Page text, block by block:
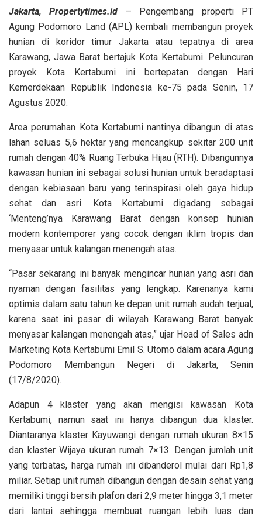
Jakarta, Propertytimes.id – Pengembang properti PT
Agung Podomoro Land (APL) kembali membangun proyek
hunian di koridor timur Jakarta atau tepatnya di area
Karawang, Jawa Barat bertajuk Kota Kertabumi. Peluncuran
proyek Kota Kertabumi ini bertepatan dengan Hari
Kemerdekaan Republik Indonesia ke-75 pada Senin, 17
Agustus 2020.
Area perumahan Kota Kertabumi nantinya dibangun di atas
lahan seluas 5,6 hektar yang mencangkup sekitar 200 unit
rumah dengan 40% Ruang Terbuka Hijau (RTH). Dibangunnya
kawasan hunian ini sebagai solusi hunian untuk beradaptasi
dengan kebiasaan baru yang terinspirasi oleh gaya hidup
sehat dan asri. Kota Kertabumi digadang sebagai
‘Menteng’nya Karawang Barat dengan konsep hunian
modern kontemporer yang cocok dengan iklim tropis dan
menyasar untuk kalangan menengah atas.
“Pasar sekarang ini banyak mengincar hunian yang asri dan
nyaman dengan fasilitas yang lengkap. Karenanya kami
optimis dalam satu tahun ke depan unit rumah sudah terjual,
karena saat ini pasar di wilayah Karawang Barat banyak
menyasar kalangan menengah atas,” ujar Head of Sales adn
Marketing Kota Kertabumi Emil S. Utomo dalam acara Agung
Podomoro Membangun Negeri di Jakarta, Senin
(17/8/2020).
Adapun 4 klaster yang akan mengisi kawasan Kota
Kertabumi, namun saat ini hanya dibangun dua klaster.
Diantaranya klaster Kayuwangi dengan rumah ukuran 8×15
dan klaster Wijaya ukuran rumah 7×13. Dengan jumlah unit
yang terbatas, harga rumah ini dibanderol mulai dari Rp1,8
miliar. Setiap unit rumah dibangun dengan desain sehat yang
memiliki tinggi bersih plafon dari 2,9 meter hingga 3,1 meter
dari lantai sehingga membuat ruangan lebih luas dan